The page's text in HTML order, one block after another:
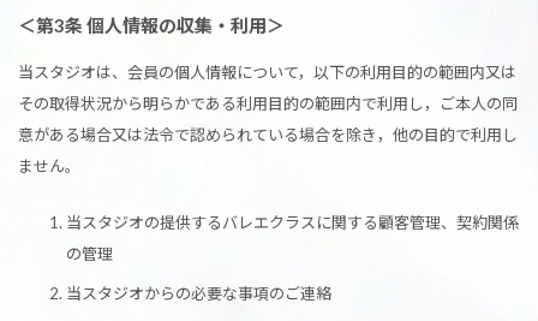
＜第3条 個人情報の収集・利用＞
当スタジオは、会員の個人情報について，以下の利用目的の範囲内又は
その取得状況から明らかである利用目的の範囲内で利用し，ご本人の同
意がある場合又は法令で認められている場合を除き，他の目的で利用し
ません。
当スタジオの提供するバレエクラスに関する顧客管理、契約関係
の管理
当スタジオからの必要な事項のご連絡